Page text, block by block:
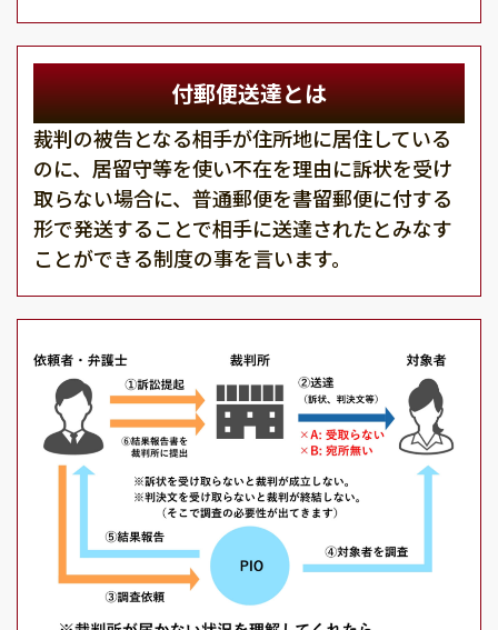
付郵便送達とは
裁判の被告となる相手が住所地に居住している
のに、居留守等を使い不在を理由に訴状を受け
取らない場合に、普通郵便を書留郵便に付する
形で発送することで相手に送達されたとみなす
ことができる制度の事を言います。